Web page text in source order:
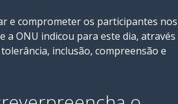
e comprometer os participantes nos
a ONU indicou para este dia, através
inclusão, compreensão e